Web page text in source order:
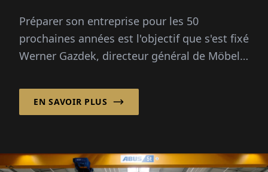
Préparer son entreprise pour les 50
prochaines années est l'objectif que s'est fixé
Werner Gazdek, directeur général de Möbel-
Möbelvertriebs-KG ...
EN SAVOIR PLUS